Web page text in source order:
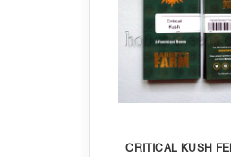
CRITICAL KUSH